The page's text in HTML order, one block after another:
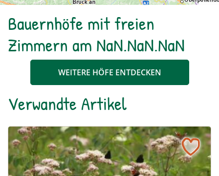
Bauernhöfe mit freien
Zimmern am NaN.NaN.NaN
WEITERE HÖFE ENTDECKEN
Verwandte Artikel
Ein blühendes Schmetterlingsbeet für Groß und Klein